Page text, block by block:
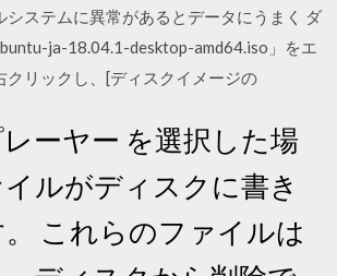
システムに異常があるとデータにうまく ダ
ja-18.04.1-desktop-amd64.iso」をエ
クリックし、[ディスクイメージの
ーヤー を選択した場
ルがディスクに書き
これらのファイルは